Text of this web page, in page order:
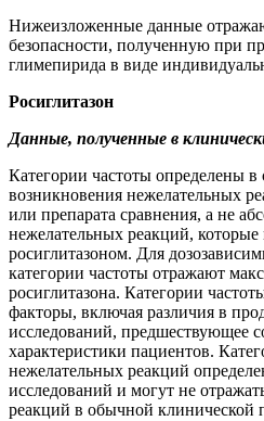
Нижеизложенные данные
безопасности, полученную при
глимепирида в виде
Росиглитазон
Данные, полученные в
Категории частоты определены в
возникновения нежелательных
или препарата сравнения, а не
нежелательных реакций,
росиглитазоном. Для
категории частоты отражают
росиглитазона. Категории
факторы, включая различия в
исследований, предшествующее
характеристики пациентов.
нежелательных реакций
исследований и могут не
реакций в обычной клинической